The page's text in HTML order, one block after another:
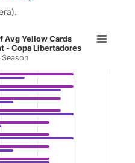
Avg Yellow
Overall First-Half Avg
categories.
values. Data ranges
Avg Yellow Cards
- Copa Libertadores